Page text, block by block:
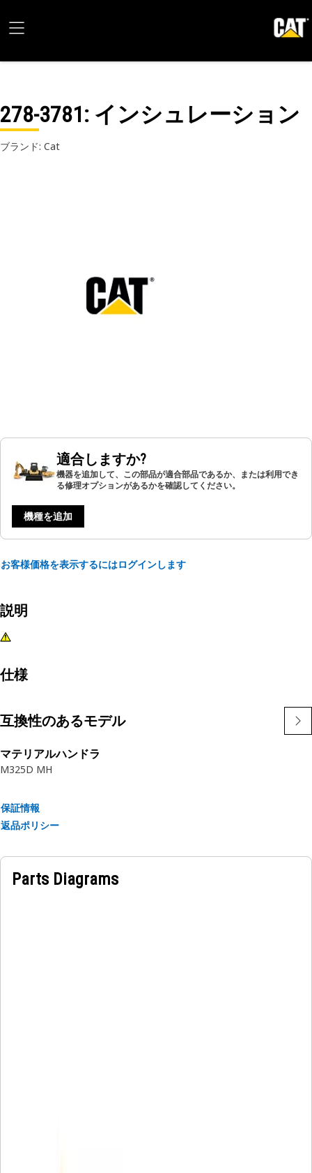
278-3781: インシュレーション
ブランド: Cat
適合しますか?
機器を追加して、この部品が適合部品であるか、または利用でき
る修理オプションがあるかを確認してください。
機種を追加
お客様価格を表示するにはログインします
説明
仕様
互換性のあるモデル
マテリアルハンドラ
M325D MH
保証情報
返品ポリシー
Parts Diagrams